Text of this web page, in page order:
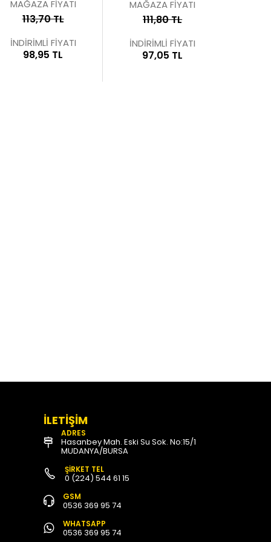
MAĞAZA FİYATI
113,70 TL
İNDİRİMLİ FİYATI
98,95 TL
MAĞAZA FİYATI
111,80 TL
İNDİRİMLİ FİYATI
97,05 TL
İLETİŞİM
ADRES
Hasanbey Mah. Eski Su Sok. No:15/1
MUDANYA/BURSA
ŞİRKET TEL
0 (224) 544 61 15
GSM
0536 369 95 74
WHATSAPP
0536 369 95 74